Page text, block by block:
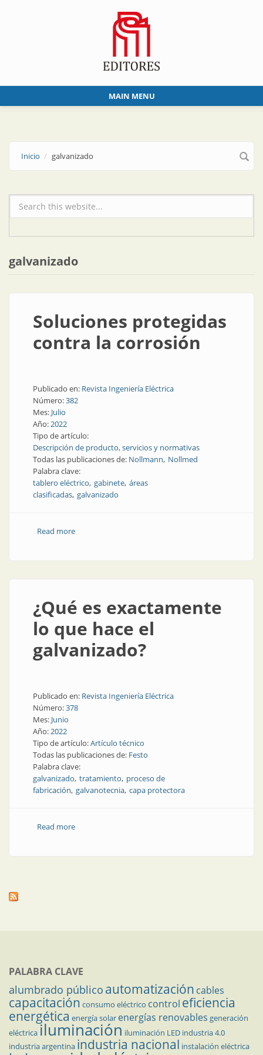
MAIN MENU
Inicio galvanizado
Formulario de búsqueda
galvanizado
Soluciones protegidas
contra la corrosión
Publicado en: Revista Ingeniería Eléctrica
Número:382
Mes: Julio
Año:2022
Tipo de artículo:
Descripción de producto, servicios y normativas
Todas las publicaciones de: Nollmann Nollmed
Palabra clave:
tablero eléctrico gabinete áreas
clasificadas galvanizado
Read moreabout Soluciones protegidas contra la corrosión
¿Qué es exactamente
lo que hace el
galvanizado?
Publicado en: Revista Ingeniería Eléctrica
Número:378
Mes: Junio
Año:2022
Tipo de artículo:Artículo técnico
Todas las publicaciones de: Festo
Palabra clave:
galvanizado tratamiento proceso de
fabricación galvanotecnia capa protectora
Read moreabout ¿Qué es exactamente lo que hace el
PALABRA CLAVE
alumbrado público automatización cables
capacitación consumo eléctrico control eficiencia
energética energía solar energías renovables generación
eléctricailuminación iluminación LED industria 4.0
industria argentina industria nacional instalación eléctrica